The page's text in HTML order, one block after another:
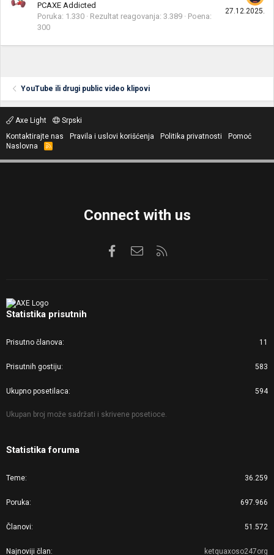
27.12.2025.
PCAXE Addicted
Poruka 1.330 Rezultat reagovanja 3.389
Poena
300
YouTube ili drugi public video klipovi
Axe Light
Srpski
Kontaktirajte nas
Pravila i uslovi korišćenja Politika privatnosti
Pomoć
Naslovna
R
S
Connect with us
FacebookKontaktirajte nas
Statistika prisutnih
Prisutno članova 11
Prisutnih gostiju 583
Ukupno posetilaca 594
Ukupan broj može sadržati i skrivene posetioce.
Statistika foruma
Teme 36.259
Poruka 697.966
Članovi 51.572
Najnoviji član ketquaxoso247org